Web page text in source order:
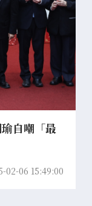
自嘲「最
02-06 15:49:00